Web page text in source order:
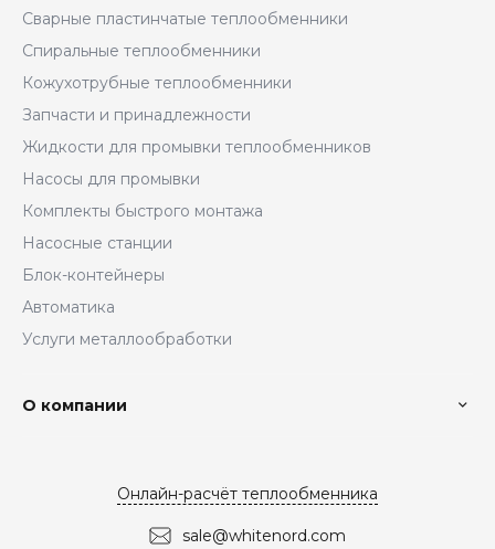
Сварные пластинчатые теплообменники
Спиральные теплообменники
Кожухотрубные теплообменники
Запчасти и принадлежности
Жидкости для промывки теплообменников
Насосы для промывки
Комплекты быстрого монтажа
Насосные станции
Блок-контейнеры
Автоматика
Услуги металлообработки
О компании
Онлайн-расчёт теплообменника
sale@whitenord.com